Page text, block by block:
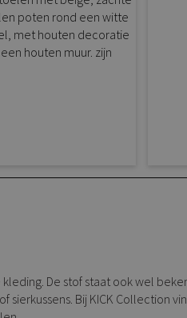
De stof staat ook wel
Bij KICK Collection